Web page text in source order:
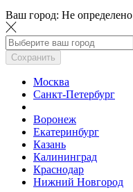
Ваш город: Не определено
Сохранить
Москва
Санкт-Петербург
Воронеж
Екатеринбург
Казань
Калининград
Краснодар
Нижний Новгород